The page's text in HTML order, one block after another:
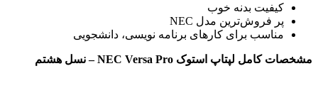
کیفیت بدنه خوب
پر فروش‌ترین مدل NEC
مناسب برای کارهای برنامه نویسی، دانشجویی
مشخصات کامل لپتاپ استوک NEC Versa Pro – نسل هشتم